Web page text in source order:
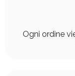
Ogni ordine